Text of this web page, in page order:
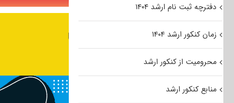
دفترچه ثبت نام ارشد ۱۴۰۴
زمان کنکور ارشد ۱۴۰۴
محرومیت از کنکور ارشد
منابع کنکور ارشد